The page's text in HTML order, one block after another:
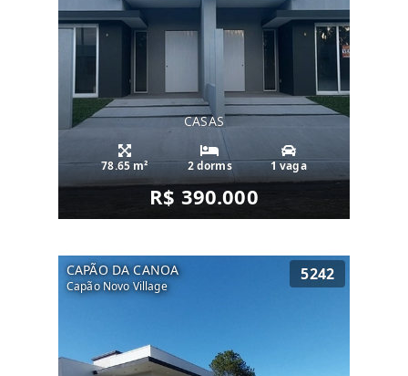
CASAS
78.65 m² 2 dorms 1 vaga
R$ 390.000
CAPÃO DA CANOA
Capão Novo Village
5242